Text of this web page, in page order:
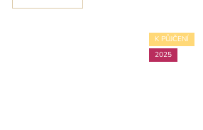
K PŮJČENÍ
2025